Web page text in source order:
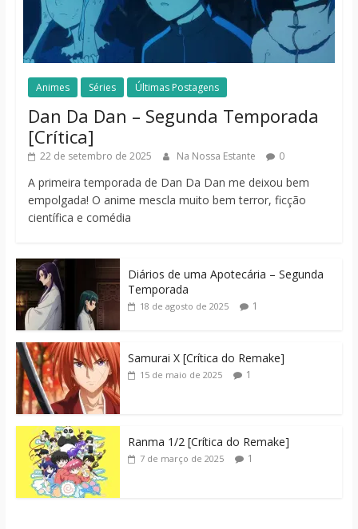
Animes Séries Últimas Postagens
Dan Da Dan – Segunda Temporada
[Crítica]
22 de setembro de 2025 Na Nossa Estante 0
A primeira temporada de Dan Da Dan me deixou bem
empolgada! O anime mescla muito bem terror, ficção
científica e comédia
Diários de uma Apotecária – Segunda
Temporada
18 de agosto de 2025 1
Samurai X [Crítica do Remake]
15 de maio de 2025 1
Ranma 1/2 [Crítica do Remake]
7 de março de 2025 1